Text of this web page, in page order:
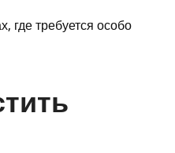
где требуется особо